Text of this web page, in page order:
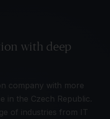
with deep
company with more
in the Czech Republic.
of industries from IT